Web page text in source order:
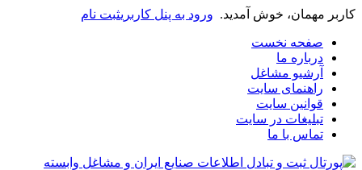
کاربر مهمان، خوش آمدید. ورود به پنل کاربریثبت نام
صفحه نخست
درباره ما
آرشیو مشاغل
راهنمای سایت
قوانین سایت
تبلیغات در سایت
تماس با ما